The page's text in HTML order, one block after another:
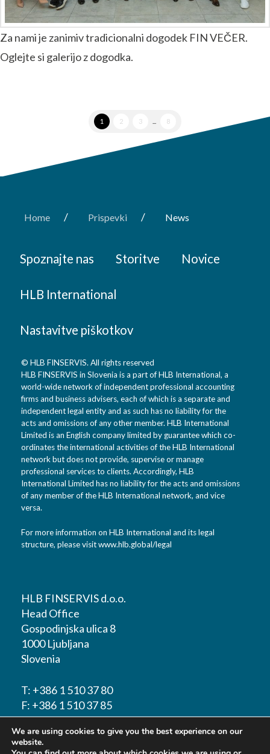
Za nami je zanimiv tradicionalni dogodek FIN VEČER.
Oglejte si galerijo z dogodka.
1 2 3 8
Home / Prispevki / News
Spoznajte nas Storitve Novice
HLB International
Nastavitve piškotkov
© HLB FINSERVIS. All rights reserved
HLB FINSERVIS in Slovenia is a part of HLB International, a
world-wide network of independent professional accounting
firms and business advisers, each of which is a separate and
independent legal entity and as such has no liability for the
acts and omissions of any other member. HLB International
Limited is an English company limited by guarantee which co-
ordinates the international activities of the HLB International
network but does not provide, supervise or manage
professional services to clients. Accordingly, HLB
International Limited has no liability for the acts and omissions
of any member of the HLB International network, and vice
versa.
For more information on HLB International and its legal
structure, please visitwww.hlb.global/legal
HLB FINSERVIS d.o.o.
Head Office
Gospodinjska ulica 8
1000 Ljubljana
Slovenia
T: +386 1 510 37 80
F: +386 1 510 37 85
E-mail:info@hlbfinservis.com
We are using cookies to give you the best experience on our
website.